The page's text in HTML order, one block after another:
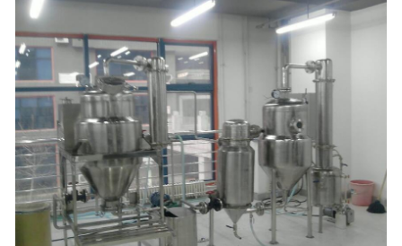
企业荣誉
在线留言
联系我们